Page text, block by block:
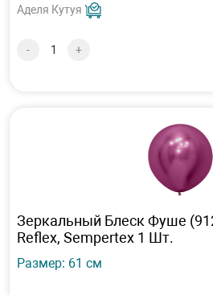
Аделя Кутуя
- +
Зеркальный Блеск Фуше
Reflex, Sempertex 1 Шт.
Размер: 61 см